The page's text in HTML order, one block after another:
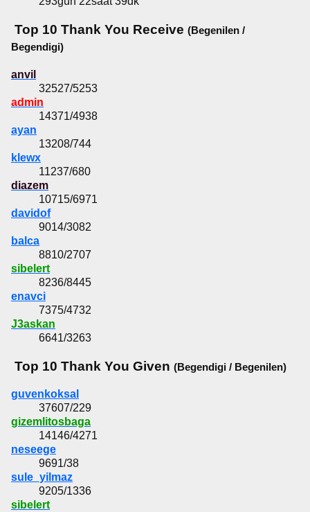
Top 10 Thank You Receive (Begenilen /
Begendigi)
anvil
32527/5253
admin
14371/4938
ayan
13208/744
klewx
11237/680
diazem
10715/6971
davidof
9014/3082
balca
8810/2707
sibelert
8236/8445
enavci
7375/4732
J3askan
6641/3263
Top 10 Thank You Given (Begendigi / Begenilen)
guvenkoksal
37607/229
gizemlitosbaga
14146/4271
neseege
9691/38
sule_yilmaz
9205/1336
sibelert